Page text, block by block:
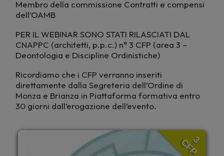
Membro della commissione Contratti e compensi
dell’OAMB
PER IL WEBINAR SONO STATI RILASCIATI DAL
CNAPPC (architetti, p.p.c.) n° 3 CFP (area 3 –
Deontologia e Discipline Ordinistiche)
Ricordiamo che i CFP verranno inseriti
direttamente dalla Segreteria dell’Ordine di
Monza e Brianza in Piattaforma formativa entro
30 giorni dall’erogazione dell’evento.
3
CFP